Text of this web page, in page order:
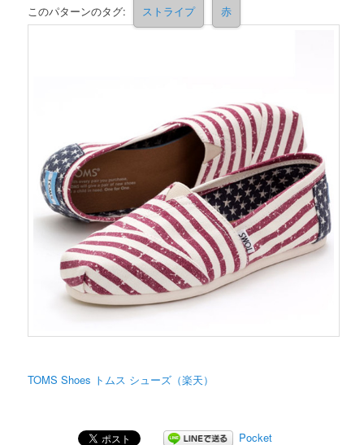
このパターンのタグ: ストライプ 赤
TOMS Shoes トムス シューズ（楽天）
Pocket